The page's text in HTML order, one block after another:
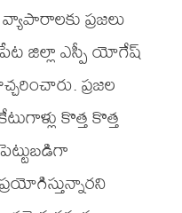
ప్రజలు
జిల్లా ఎస్పీ యోగేష్
ప్రజల
కొత్త కొత్త